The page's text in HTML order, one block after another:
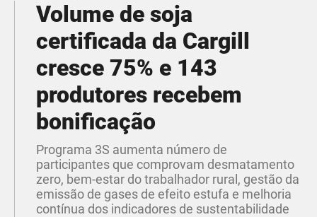
Volume de soja
certificada da Cargill
cresce 75% e 143
produtores recebem
bonificação
Programa 3S aumenta número de
participantes que comprovam desmatamento
zero, bem-estar do trabalhador rural, gestão da
emissão de gases de efeito estufa e melhoria
contínua dos indicadores de sustentabilidade